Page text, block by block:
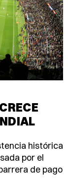
histórica
por el
de pago